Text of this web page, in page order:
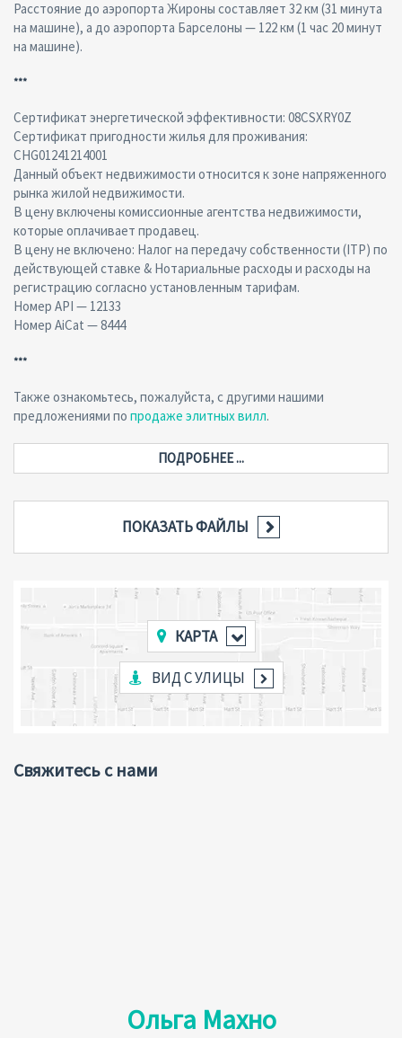
Расстояние до аэропорта Жироны составляет 32 км (31 минута
на машине), а до аэропорта Барселоны — 122 км (1 час 20 минут
на машине).
***
Сертификат энергетической эффективности: 08CSXRY0Z
Сертификат пригодности жилья для проживания:
CHG01241214001
Данный объект недвижимости относится к зоне напряженного
рынка жилой недвижимости.
В цену включены комиссионные агентства недвижимости,
которые оплачивает продавец.
В цену не включено: Налог на передачу собственности (ITP) по
действующей ставке & Нотариальные расходы и расходы на
регистрацию согласно установленным тарифам.
Номер API — 12133
Номер AiCat — 8444
***
Также ознакомьтесь, пожалуйста, с другими нашими
предложениями по продаже элитных вилл.
ПОДРОБНЕЕ ...
ПОКАЗАТЬ ФАЙЛЫ
КАРТА
ВИД С УЛИЦЫ
Свяжитесь с нами
Ольга Махно